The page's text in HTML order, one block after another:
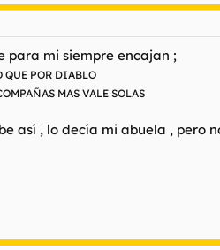
para mi siempre encajan ;
QUE POR DIABLO
MAS VALE SOLAS
así , lo decía mi abuela , pero